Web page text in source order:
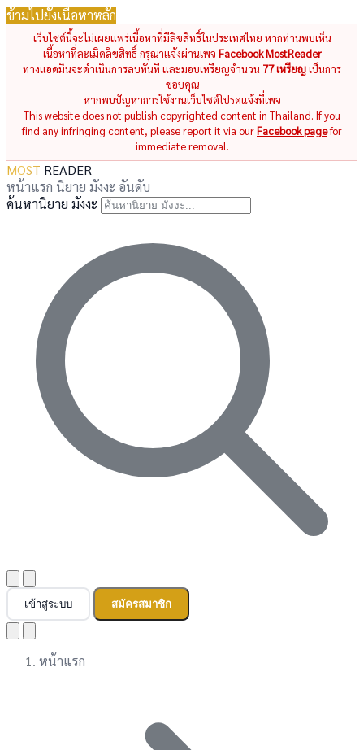
ข้ามไปยังเนื้อหาหลัก
เว็บไซต์นี้จะไม่เผยแพร่เนื้อหาที่มีลิขสิทธิ์ในประเทศไทย หากท่านพบเห็น
เนื้อหาที่ละเมิดลิขสิทธิ์ กรุณาแจ้งผ่านเพจ Facebook MostReader
ทางแอดมินจะดำเนินการลบทันที และมอบเหรียญจำนวน 77 เหรียญเป็นการ
ขอบคุณ
หากพบปัญหาการใช้งานเว็บไซต์โปรดแจ้งที่เพจ
This website does not publish copyrighted content in Thailand. If you
find any infringing content, please report it via ourFacebook pagefor
immediate removal.
MOST READER
หน้าแรก นิยาย มังงะ อันดับ
ค้นหานิยาย มังงะ
เข้าสู่ระบบ สมัครสมาชิก
หน้าแรก